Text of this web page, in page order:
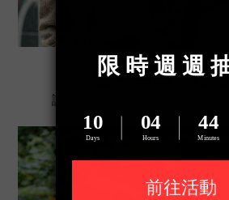
雙手自由，輕
讓手機時刻在身上，隨取隨用